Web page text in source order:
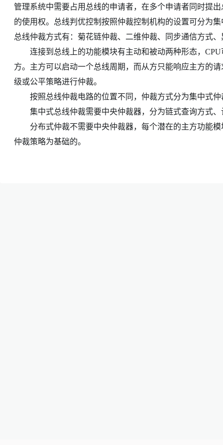
管理系统中需要占用总线的申请者，在多个申请者同时提
的使用权。总线判优控制按照仲裁控制机构的设置可分为
总线仲裁方式有：菊花链仲裁、二维仲裁、同步通信方式
连接到总线上的功能模块有主动和被动两种形态，CPU
方。主方可以启动一个总线周期，而从方只能响应主方的
级或公平策略进行仲裁。
按照总线仲裁电路的位置不同，仲裁方式分为集中式仲
集中式总线仲裁需要中央仲裁器，分为链式查询方式、
分布式仲裁不需要中央仲裁器，每个潜在的主方功能模
仲裁策略为基础的。